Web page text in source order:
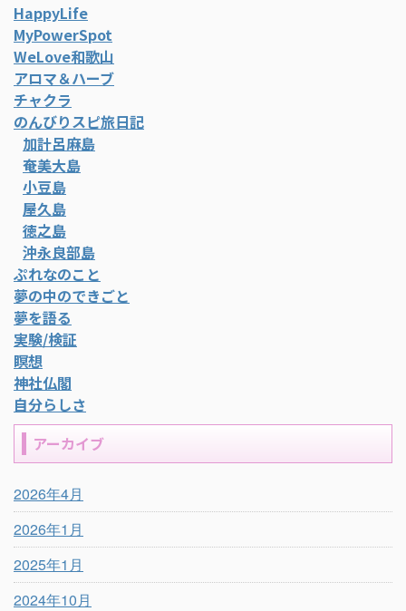
HappyLife
MyPowerSpot
WeLove和歌山
アロマ＆ハーブ
チャクラ
のんびりスピ旅日記
加計呂麻島
奄美大島
小豆島
屋久島
徳之島
沖永良部島
ぷれなのこと
夢の中のできごと
夢を語る
実験/検証
瞑想
神社仏閣
自分らしさ
アーカイブ
2026年4月
2026年1月
2025年1月
2024年10月